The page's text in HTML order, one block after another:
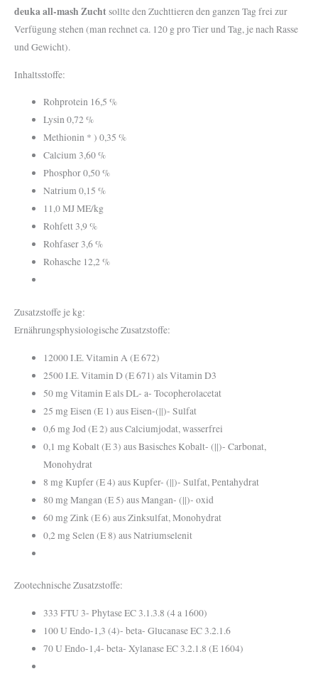
deuka all-mash Zuchtsollte den Zuchttieren den ganzen Tag frei zur
Verfügung stehen (man rechnet ca. 120 g pro Tier und Tag, je nach Rasse
und Gewicht).
Inhaltsstoffe:
Rohprotein 16,5 %
Lysin 0,72 %
Methionin * ) 0,35 %
Calcium 3,60 %
Phosphor 0,50 %
Natrium 0,15 %
11,0 MJ ME/kg
Rohfett 3,9 %
Rohfaser 3,6 %
Rohasche 12,2 %
Zusatzstoffe je kg:
Ernährungsphysiologische Zusatzstoffe:
12000 I.E. Vitamin A (E 672)
2500 I.E. Vitamin D (E 671) als Vitamin D3
50 mg Vitamin E als DL- a- Tocopherolacetat
25 mg Eisen (E 1) aus Eisen-(||)- Sulfat
0,6 mg Jod (E 2) aus Calciumjodat, wasserfrei
0,1 mg Kobalt (E 3) aus Basisches Kobalt- (||)- Carbonat,
Monohydrat
8 mg Kupfer (E 4) aus Kupfer- (||)- Sulfat, Pentahydrat
80 mg Mangan (E 5) aus Mangan- (||)- oxid
60 mg Zink (E 6) aus Zinksulfat, Monohydrat
0,2 mg Selen (E 8) aus Natriumselenit
Zootechnische Zusatzstoffe:
333 FTU 3- Phytase EC 3.1.3.8 (4 a 1600)
100 U Endo-1,3 (4)- beta- Glucanase EC 3.2.1.6
70 U Endo-1,4- beta- Xylanase EC 3.2.1.8 (E 1604)